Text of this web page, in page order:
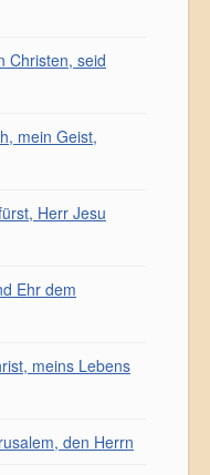
Christen, seid
mein Geist,
Herr Jesu
Ehr dem
meins Lebens
den Herrn